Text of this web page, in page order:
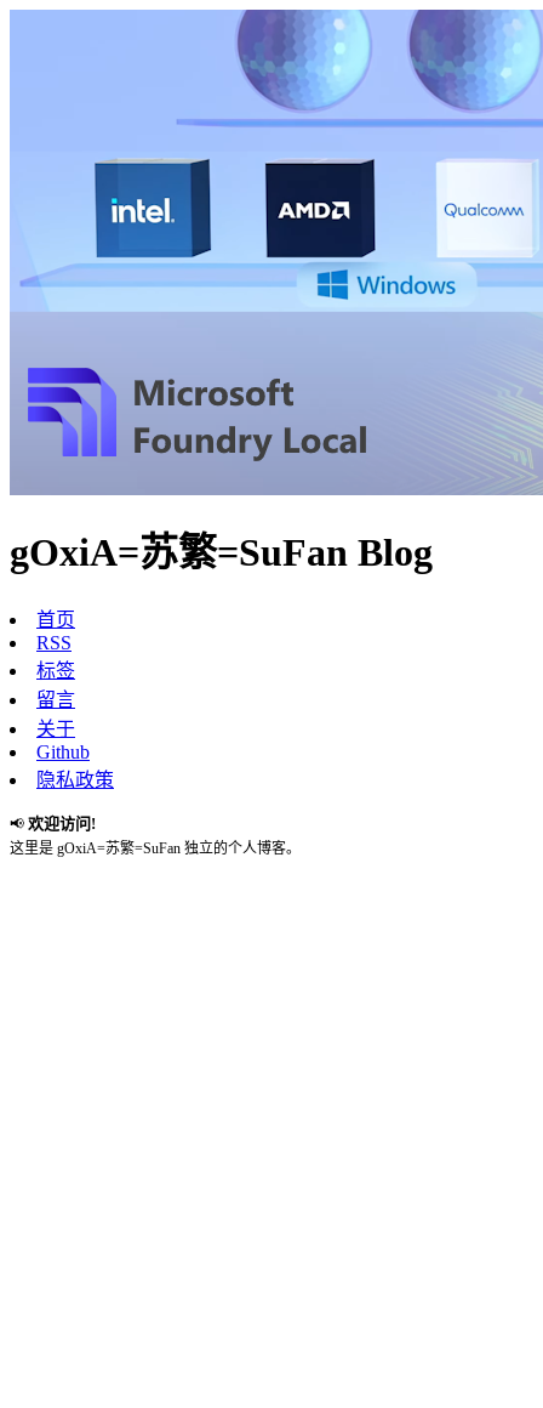
gOxiA=苏繁=SuFan Blog
首页
RSS
标签
留言
关于
Github
隐私政策
📢 欢迎访问!
这里是 gOxiA=苏繁=SuFan 独立的个人博客。